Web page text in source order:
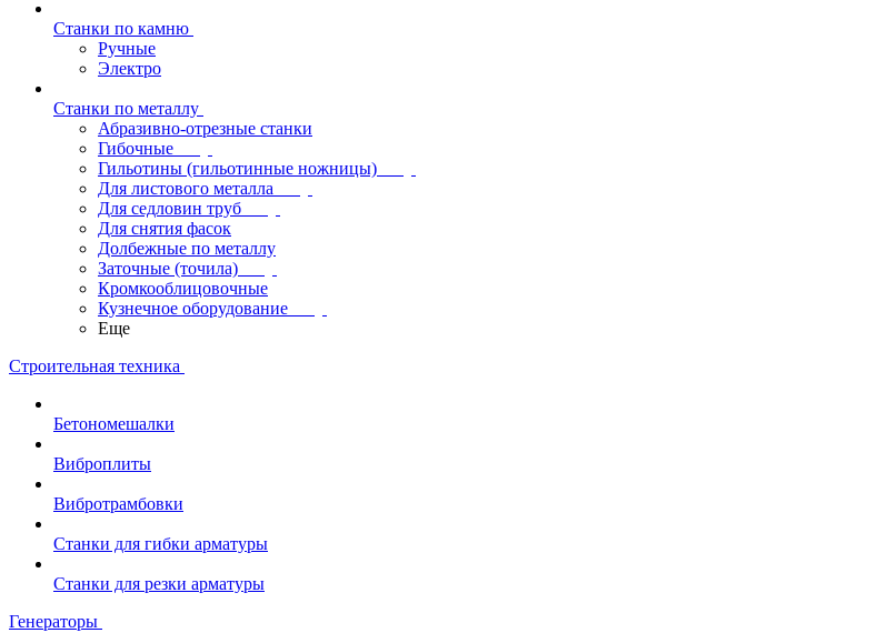
Станки по камню
Ручные
Электро
Станки по металлу
Абразивно-отрезные станки
Гибочные
Гильотины (гильотинные ножницы)
Для листового металла
Для седловин труб
Для снятия фасок
Долбежные по металлу
Заточные (точила)
Кромкооблицовочные
Кузнечное оборудование
Еще
Строительная техника
Бетономешалки
Виброплиты
Вибротрамбовки
Станки для гибки арматуры
Станки для резки арматуры
Генераторы